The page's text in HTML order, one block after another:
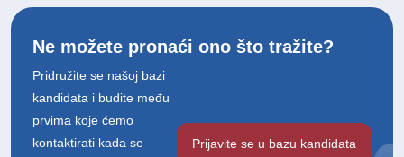
Ne možete pronaći ono što tražite?
Pridružite se našoj bazi
kandidata i budite među
prvima koje ćemo
kontaktirati kada se
Prijavite se u bazu kandidata